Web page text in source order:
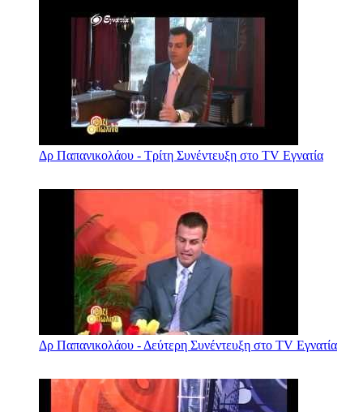
Δρ Παπανικολάου - Τρίτη Συνέντευξη στο TV Εγνατία
Δρ Παπανικολάου - Δεύτερη Συνέντευξη στο TV Εγνατία